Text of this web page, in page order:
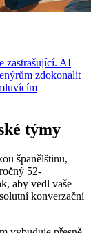
zastrašující. AI
zdokonalit
týmy
španělštinu,
52-
aby vedl vaše
konverzační